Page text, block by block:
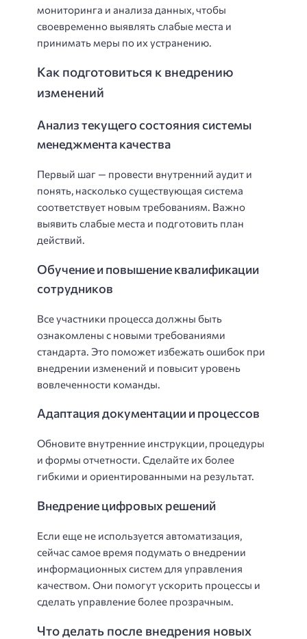
мониторинга и анализа данных, чтобы
своевременно выявлять слабые места и
принимать меры по их устранению.
Как подготовиться к внедрению
изменений
Анализ текущего состояния системы
менеджмента качества
Первый шаг — провести внутренний аудит и
понять, насколько существующая система
соответствует новым требованиям. Важно
выявить слабые места и подготовить план
действий.
Обучение и повышение квалификации
сотрудников
Все участники процесса должны быть
ознакомлены с новыми требованиями
стандарта. Это поможет избежать ошибок при
внедрении изменений и повысит уровень
вовлеченности команды.
Адаптация документации и процессов
Обновите внутренние инструкции, процедуры
и формы отчетности. Сделайте их более
гибкими и ориентированными на результат.
Внедрение цифровых решений
Если еще не используется автоматизация,
сейчас самое время подумать о внедрении
информационных систем для управления
качеством. Они помогут ускорить процессы и
сделать управление более прозрачным.
Что делать после внедрения новых